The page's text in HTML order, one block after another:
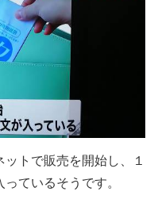
トで販売を開始し、１
ているそうです。